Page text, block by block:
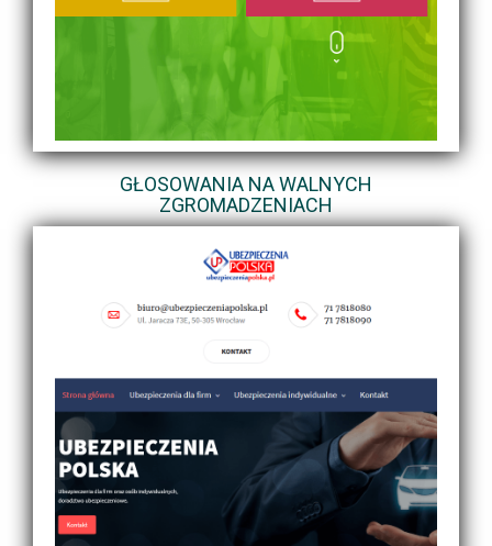
GŁOSOWANIA NA WALNYCH
ZGROMADZENIACH